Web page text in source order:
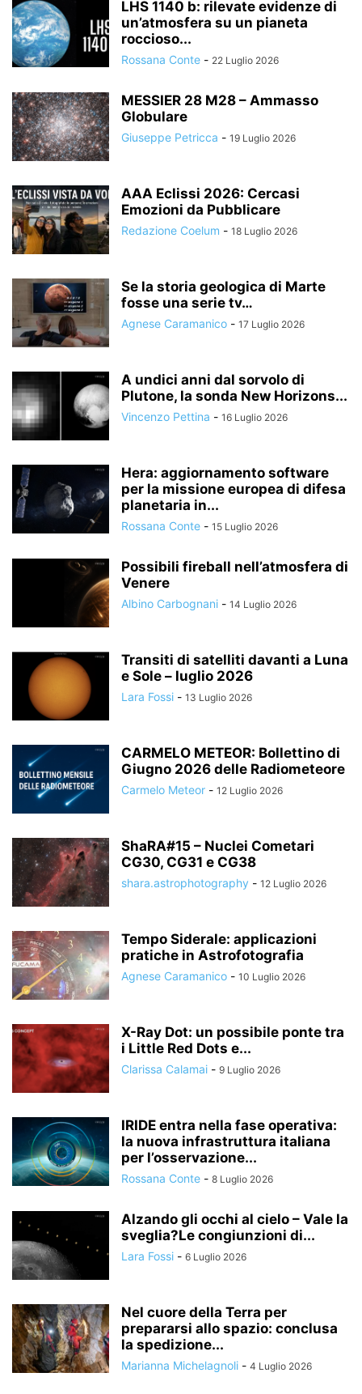
LHS 1140 b: rilevate evidenze di
un’atmosfera su un pianeta
roccioso...
Rossana Conte - 22 Luglio 2026
MESSIER 28 M28 – Ammasso
Globulare
Giuseppe Petricca - 19 Luglio 2026
AAA Eclissi 2026: Cercasi
Emozioni da Pubblicare
Redazione Coelum - 18 Luglio 2026
Se la storia geologica di Marte
fosse una serie tv…
Agnese Caramanico - 17 Luglio 2026
A undici anni dal sorvolo di
Plutone, la sonda New Horizons...
Vincenzo Pettina - 16 Luglio 2026
Hera: aggiornamento software
per la missione europea di difesa
planetaria in...
Rossana Conte - 15 Luglio 2026
Possibili fireball nell’atmosfera di
Venere
Albino Carbognani - 14 Luglio 2026
Transiti di satelliti davanti a Luna
e Sole – luglio 2026
Lara Fossi - 13 Luglio 2026
CARMELO METEOR: Bollettino di
Giugno 2026 delle Radiometeore
Carmelo Meteor - 12 Luglio 2026
ShaRA#15 – Nuclei Cometari
CG30, CG31 e CG38
shara.astrophotography - 12 Luglio 2026
Tempo Siderale: applicazioni
pratiche in Astrofotografia
Agnese Caramanico - 10 Luglio 2026
X-Ray Dot: un possibile ponte tra
i Little Red Dots e...
Clarissa Calamai - 9 Luglio 2026
IRIDE entra nella fase operativa:
la nuova infrastruttura italiana
per l’osservazione...
Rossana Conte - 8 Luglio 2026
Alzando gli occhi al cielo – Vale la
sveglia?Le congiunzioni di...
Lara Fossi - 6 Luglio 2026
Nel cuore della Terra per
prepararsi allo spazio: conclusa
la spedizione...
Marianna Michelagnoli - 4 Luglio 2026